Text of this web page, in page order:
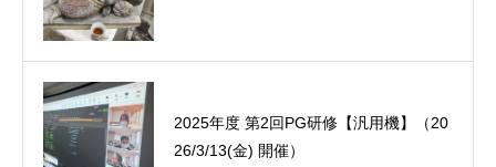
2025年度 第2回PG研修【汎用機】（20
26/3/13(金) 開催）